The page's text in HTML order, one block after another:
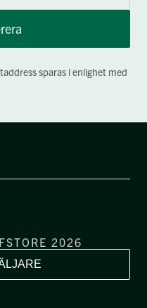
sparas i enlighet med
2026